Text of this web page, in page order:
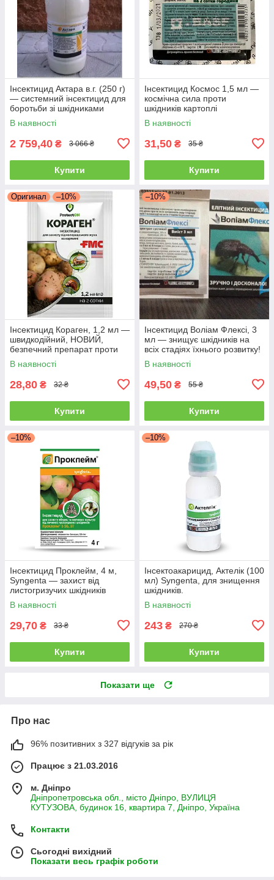
Інсектицид Актара в.г. (250 г)
— системний інсектицид для
боротьби зі шкідниками
овочів і саду
В наявності
2 759,40 ₴ 3 066 ₴
Купити
Інсектицид Космос 1,5 мл —
космічна сила проти
шкідників картоплі
(колорадський жук, дрот, тля)
В наявності
31,50 ₴ 35 ₴
Купити
Оригинал –10%
Інсектицид Кораген, 1,2 мл —
швидкодійний, НОВИЙ,
безпечний препарат проти
плодорубки та коларадського
жука
В наявності
28,80 ₴ 32 ₴
Купити
–10%
Інсектицид Воліам Флексі, 3
мл — знищує шкідників на
всіх стадіях їхнього розвитку!
В наявності
49,50 ₴ 55 ₴
Купити
–10%
Інсектицид Проклейм, 4 м,
Syngenta — захист від
листогризучих шкідників
В наявності
29,70 ₴ 33 ₴
Купити
–10%
Інсектоакарицид, Актелік (100
мл) Syngenta, для знищення
шкідників.
В наявності
243 ₴ 270 ₴
Купити
Показати ще
Про нас
96% позитивних з 327 відгуків за рік
Працює з 21.03.2016
м. Дніпро
Дніпропетровська обл., місто Дніпро, ВУЛИЦЯ
КУТУЗОВА, будинок 16, квартира 7, Дніпро, Україна
Контакти
Сьогодні вихідний
Показати весь графік роботи